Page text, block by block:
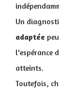
Un
adaptée
l'espérance
atteints.
Toutefois,